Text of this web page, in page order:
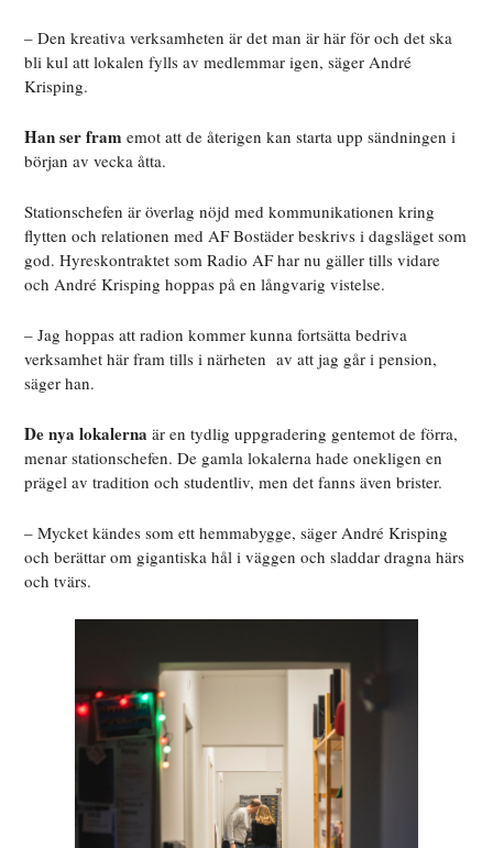
– Den kreativa verksamheten är det man är här för och det ska
bli kul att lokalen fylls av medlemmar igen, säger André
Krisping.
Han ser fram emot att de återigen kan starta upp sändningen i
början av vecka åtta.
Stationschefen är överlag nöjd med kommunikationen kring
flytten och relationen med AF Bostäder beskrivs i dagsläget som
god. Hyreskontraktet som Radio AF har nu gäller tills vidare
och André Krisping hoppas på en långvarig vistelse.
– Jag hoppas att radion kommer kunna fortsätta bedriva
verksamhet här fram tills i närheten av att jag går i pension,
säger han.
De nya lokalerna är en tydlig uppgradering gentemot de förra,
menar stationschefen. De gamla lokalerna hade onekligen en
prägel av tradition och studentliv, men det fanns även brister.
– Mycket kändes som ett hemmabygge, säger André Krisping
och berättar om gigantiska hål i väggen och sladdar dragna härs
och tvärs.